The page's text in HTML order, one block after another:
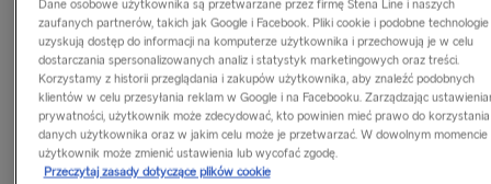
większych ilościach w naszychportowych sklepach
bezcłowych! W Holyhead, Fishguard i Harwich znajdziesz
specjalne oferty zakupów w większych ilościach dostępne
wyłącznie w tych portach.
Wystarczy zaparkować i zrobić bezcłowe zakupy, a ciężary
zostawić w samochodzie! Nasze portowe sklepy bezcłowe
Dane osobowe użytkownika są przetwarzane przez firmę Stena Line i naszych
zaufanych partnerów, takich jak Google i Facebook. Pliki cookie i podobne technologie
uzyskują dostęp do informacji na komputerze użytkownika i przechowują je w celu
dostarczania spersonalizowanych analiz i statystyk marketingowych oraz treści.
Korzystamy z historii przeglądania i zakupów użytkownika, aby znaleźć podobnych
klientów w celu przesyłania reklam w Google i na Facebooku. Zarządzając
prywatności, użytkownik może zdecydować, kto powinien mieć prawo do korzystania
danych użytkownika oraz w jakim celu może je przetwarzać. W dowolnym momencie
użytkownik może zmienić ustawienia lub wycofać zgodę.
Przeczytaj zasady dotyczące plików cookie